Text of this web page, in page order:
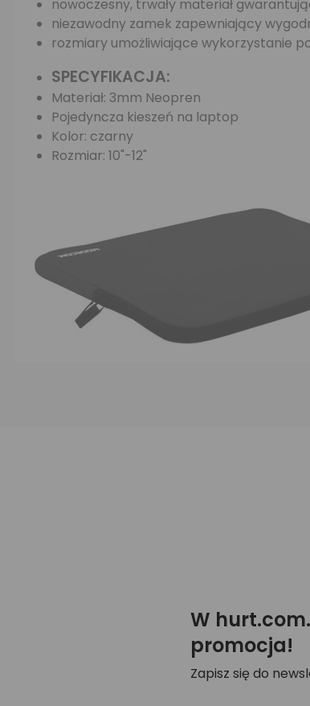
nowoczesny, trwały materiał
niezawodny zamek zapewniający
rozmiary umożliwiające wykorzystanie
SPECYFIKACJA:
Materiał: 3mm Neopren
Pojedyncza kieszeń na laptop
Kolor: czarny
Rozmiar: 10"-12"
W
promocja!
Zapisz się do